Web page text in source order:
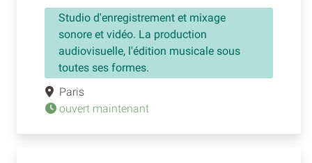
Studio d'enregistrement et mixage
sonore et vidéo. La production
audiovisuelle, l'édition musicale sous
toutes ses formes.
Paris
ouvert maintenant